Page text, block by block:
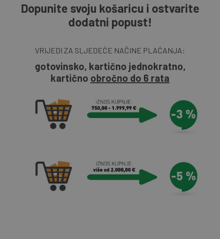
Dopunite svoju košaricu i ostvarite
dodatni popust!
VRIJEDI ZA SLJEDEĆE NAČINE PLAĆANJA:
gotovinsko, kartično jednokratno,
kartično obročno do 6 rata